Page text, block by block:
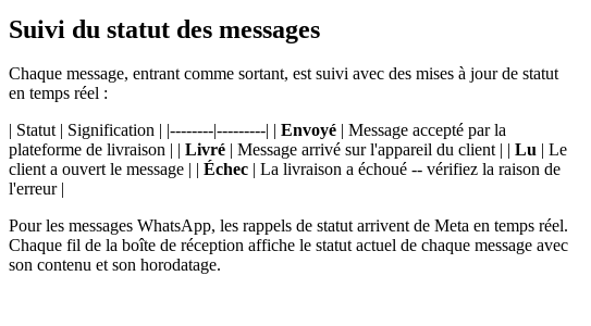
Suivi du statut des messages
Chaque message, entrant comme sortant, est suivi avec des mises à jour de statut
en temps réel :
| Statut | Signification | |--------|---------| | Envoyé | Message accepté par la
plateforme de livraison | | Livré | Message arrivé sur l'appareil du client | | Lu | Le
client a ouvert le message | | Échec | La livraison a échoué -- vérifiez la raison de
l'erreur |
Pour les messages WhatsApp, les rappels de statut arrivent de Meta en temps réel.
Chaque fil de la boîte de réception affiche le statut actuel de chaque message avec
son contenu et son horodatage.